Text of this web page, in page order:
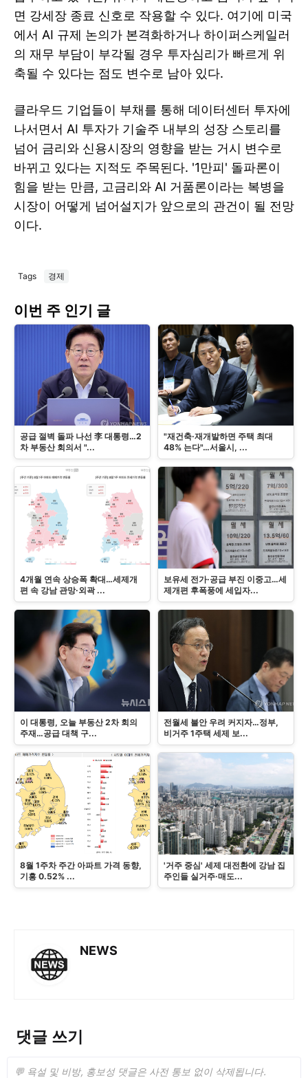
면 강세장 종료 신호로 작용할 수 있다. 여기에 미국
에서 AI 규제 논의가 본격화하거나 하이퍼스케일러
의 재무 부담이 부각될 경우 투자심리가 빠르게 위
축될 수 있다는 점도 변수로 남아 있다.
클라우드 기업들이 부채를 통해 데이터센터 투자에
나서면서 AI 투자가 기술주 내부의 성장 스토리를
넘어 금리와 신용시장의 영향을 받는 거시 변수로
바뀌고 있다는 지적도 주목된다. '1만피' 돌파론이
힘을 받는 만큼, 고금리와 AI 거품론이라는 복병을
시장이 어떻게 넘어설지가 앞으로의 관건이 될 전망
이다.
Tags 경제
이번 주 인기 글
공급 절벽 돌파 나선 李 대통령…2
차 부동산 회의서 "...
"재건축·재개발하면 주택 최대
48% 는다"…서울시, ...
4개월 연속 상승폭 확대…세제개
편 속 강남 관망·외곽 ...
보유세 전가·공급 부진 이중고…세
제개편 후폭풍에 세입자...
이 대통령, 오늘 부동산 2차 회의
주재…공급 대책 구...
전월세 불안 우려 커지자…정부,
비거주 1주택 세제 보...
8월 1주차 주간 아파트 가격 동향,
기흥 0.52% ...
'거주 중심' 세제 대전환에 강남 집
주인들 실거주·매도...
NEWS
댓글 쓰기
💬 욕설 및 비방, 홍보성 댓글은 사전 통보 없이 삭제됩니다.